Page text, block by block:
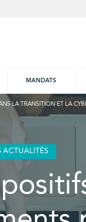
MANDATS
LA TRANSITION ET LA
ACTUALITÉS